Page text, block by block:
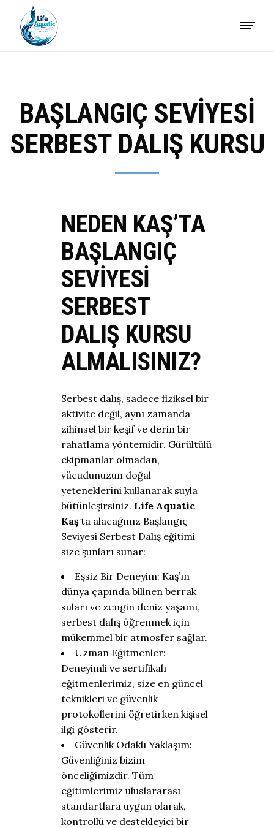
BAŞLANGIÇ SEVIYESI
SERBEST DALIŞ KURSU
NEDEN KAŞ’TA
BAŞLANGIÇ
SEVIYESI
SERBEST
DALIŞ KURSU
ALMALISINIZ?
Serbest dalış, sadece fiziksel bir
aktivite değil, aynı zamanda
zihinsel bir keşif ve derin bir
rahatlama yöntemidir. Gürültülü
ekipmanlar olmadan,
vücudunuzun doğal
yeteneklerini kullanarak suyla
bütünleşirsiniz. Life Aquatic
Kaş‘ta alacağınız Başlangıç
Seviyesi Serbest Dalış eğitimi
size şunları sunar:
Eşsiz Bir Deneyim: Kaş’ın
dünya çapında bilinen berrak
suları ve zengin deniz yaşamı,
serbest dalış öğrenmek için
mükemmel bir atmosfer sağlar.
Uzman Eğitmenler:
Deneyimli ve sertifikalı
eğitmenlerimiz, size en güncel
teknikleri ve güvenlik
protokollerini öğretirken kişisel
ilgi gösterir.
Güvenlik Odaklı Yaklaşım:
Güvenliğiniz bizim
önceliğimizdir. Tüm
eğitimlerimiz uluslararası
standartlara uygun olarak,
kontrollü ve destekleyici bir